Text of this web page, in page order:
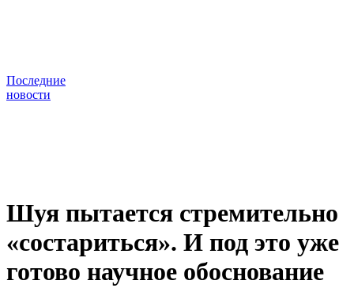
Последние
новости
Шуя пытается стремительно
«состариться». И под это уже
готово научное обоснование